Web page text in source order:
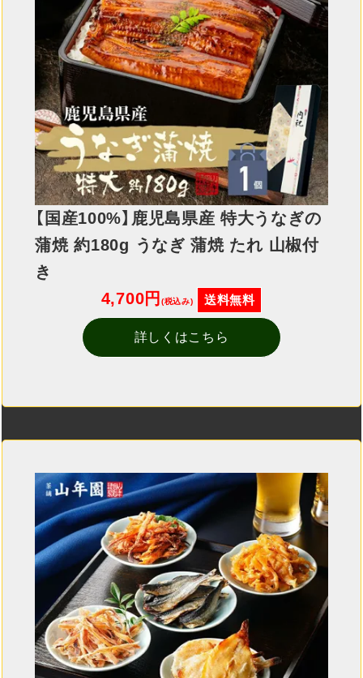
【国産100%】鹿児島県産 特大うなぎの
蒲焼 約180g うなぎ 蒲焼 たれ 山椒付
き
4,700円 (税込み) 送料無料
詳しくはこちら